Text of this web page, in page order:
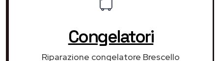
Congelatori
Riparazione congelatore Brescello